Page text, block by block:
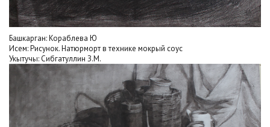
Башкарган: Кораблева Ю
Исем: Рисунок. Натюрморт в технике мокрый соус
Укытучы: Сибгатуллин З.М.